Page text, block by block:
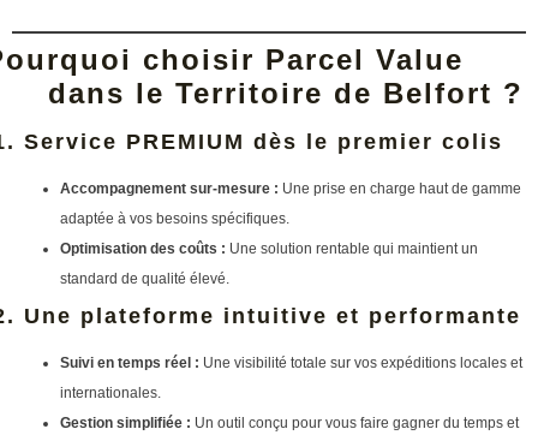
choisir Parcel Value
dans le Territoire de Belfort ?
Service PREMIUM dès le premier colis
Accompagnement sur-mesure : Une prise en charge haut de gamme
adaptée à vos besoins spécifiques.
Optimisation des coûts : Une solution rentable qui maintient un
standard de qualité élevé.
Une plateforme intuitive et performante
Suivi en temps réel : Une visibilité totale sur vos expéditions locales et
internationales.
Gestion simplifiée : Un outil conçu pour vous faire gagner du temps et